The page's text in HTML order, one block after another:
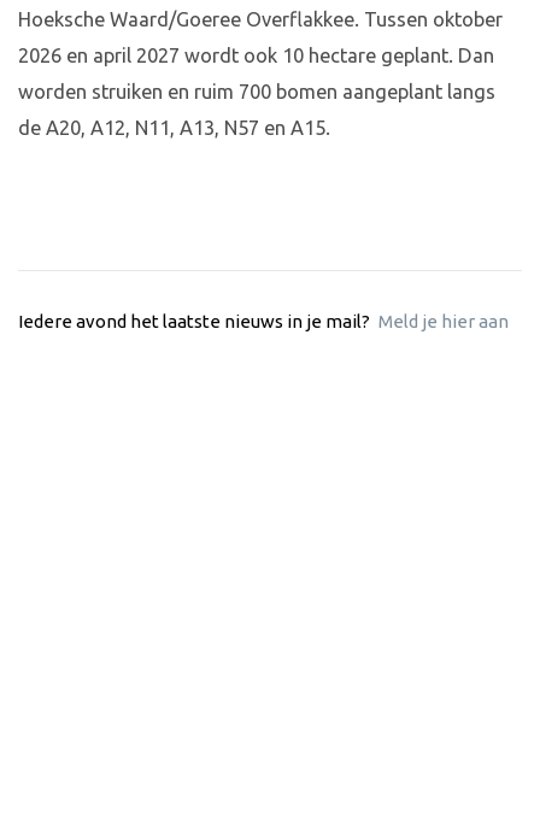
Hoeksche Waard/Goeree Overflakkee. Tussen oktober
2026 en april 2027 wordt ook 10 hectare geplant. Dan
worden struiken en ruim 700 bomen aangeplant langs
de A20, A12, N11, A13, N57 en A15.
Iedere avond het laatste nieuws in je mail? Meld je hier aan